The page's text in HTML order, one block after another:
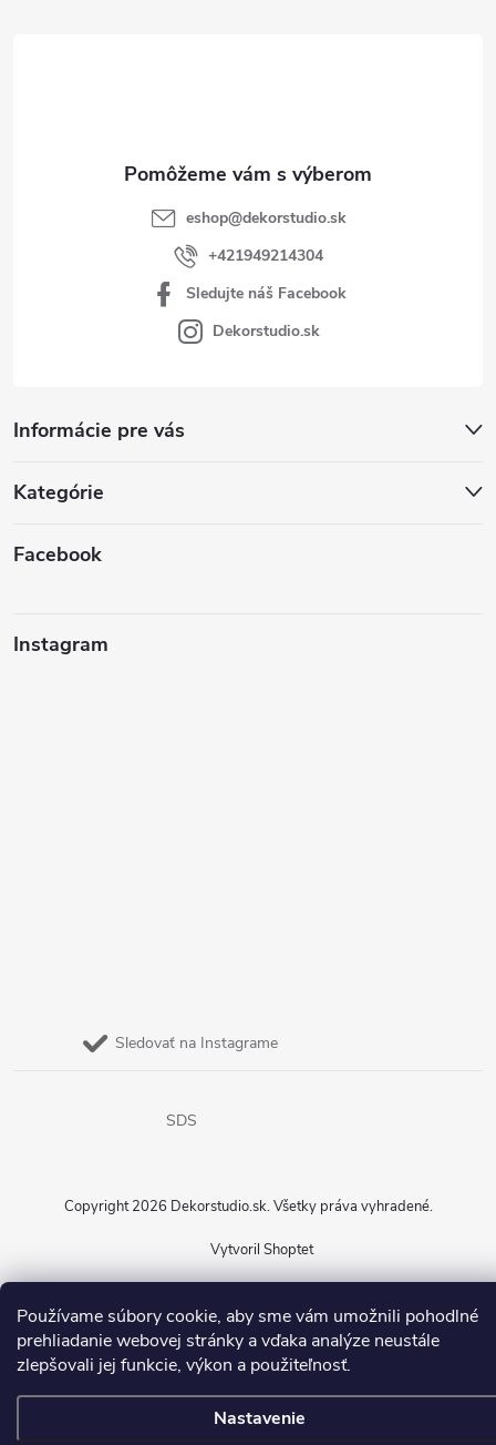
Používame súbory cookie, aby sme vám umožnili pohodlné
prehliadanie webovej stránky a vďaka analýze neustále
zlepšovali jej funkcie, výkon a použiteľnosť.
Nastavenie
Informácie pre vás
Kategórie
Facebook
Instagram
Sledovať na Instagrame
eshop@dekorstudio.sk
+421949214304
Sledujte náš Facebook
Dekorstudio.sk
SDS
Vytvoril Shoptet
Copyright 2026 Dekorstudio.sk. Všetky práva vyhradené.